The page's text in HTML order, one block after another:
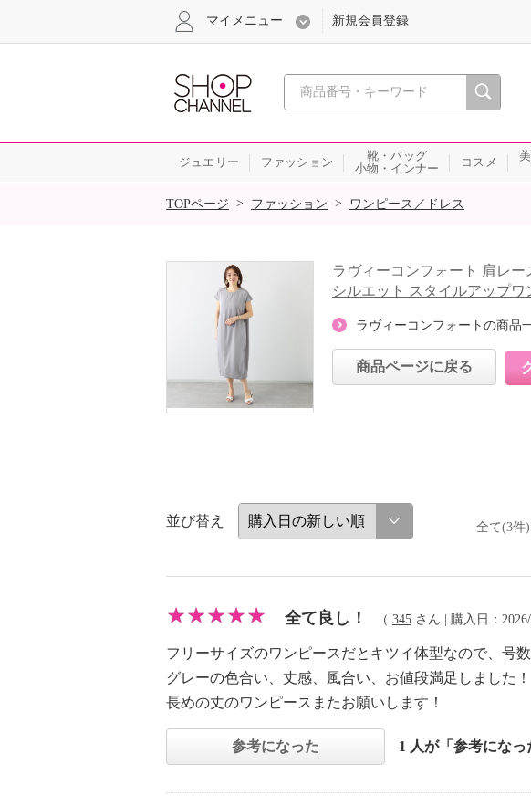
心おどる、瞬間を。通販・テレビショッピ
マイメニュー 新規会員登録
ジュエリー ファッション
靴・バッグ
小物・インナー
コスメ
SALE
TOPページ > ファッション > ワンピース／ドレス
ラヴィーコンフォート 肩レ
シルエット スタイルアップワ
ラヴィーコンフォートの商品
商品ページに戻る
並び替え 全て(3件)
全て良し！ （ 345 さん | 購入日：
フリーサイズのワンピースだとキツイ体型なので、号
グレーの色合い、丈感、風合い、お値段満足しました！
長めの丈のワンピースまたお願いします！
参考になった 1 人が「参考にな